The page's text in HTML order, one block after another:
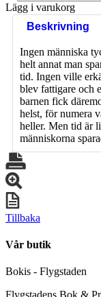
Lägg i varukorg
Beskrivning
Ingen människa
helt annat man
tid. Ingen ville
blev fattigare och
barnen fick
helst, för numera
heller. Men tid är
människorna
Tillbaka
Vår butik
Bokis - Flygstaden